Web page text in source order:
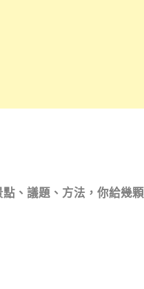
、議題、方法，你給幾顆